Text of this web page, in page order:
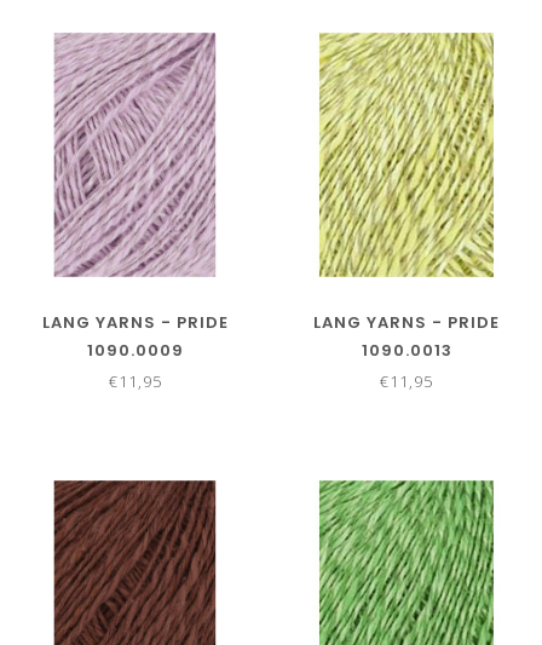
LANG YARNS - PRIDE
1090.0009
€11,95
LANG YARNS - PRIDE
1090.0013
€11,95